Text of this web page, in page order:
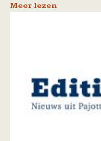
Meer lezen